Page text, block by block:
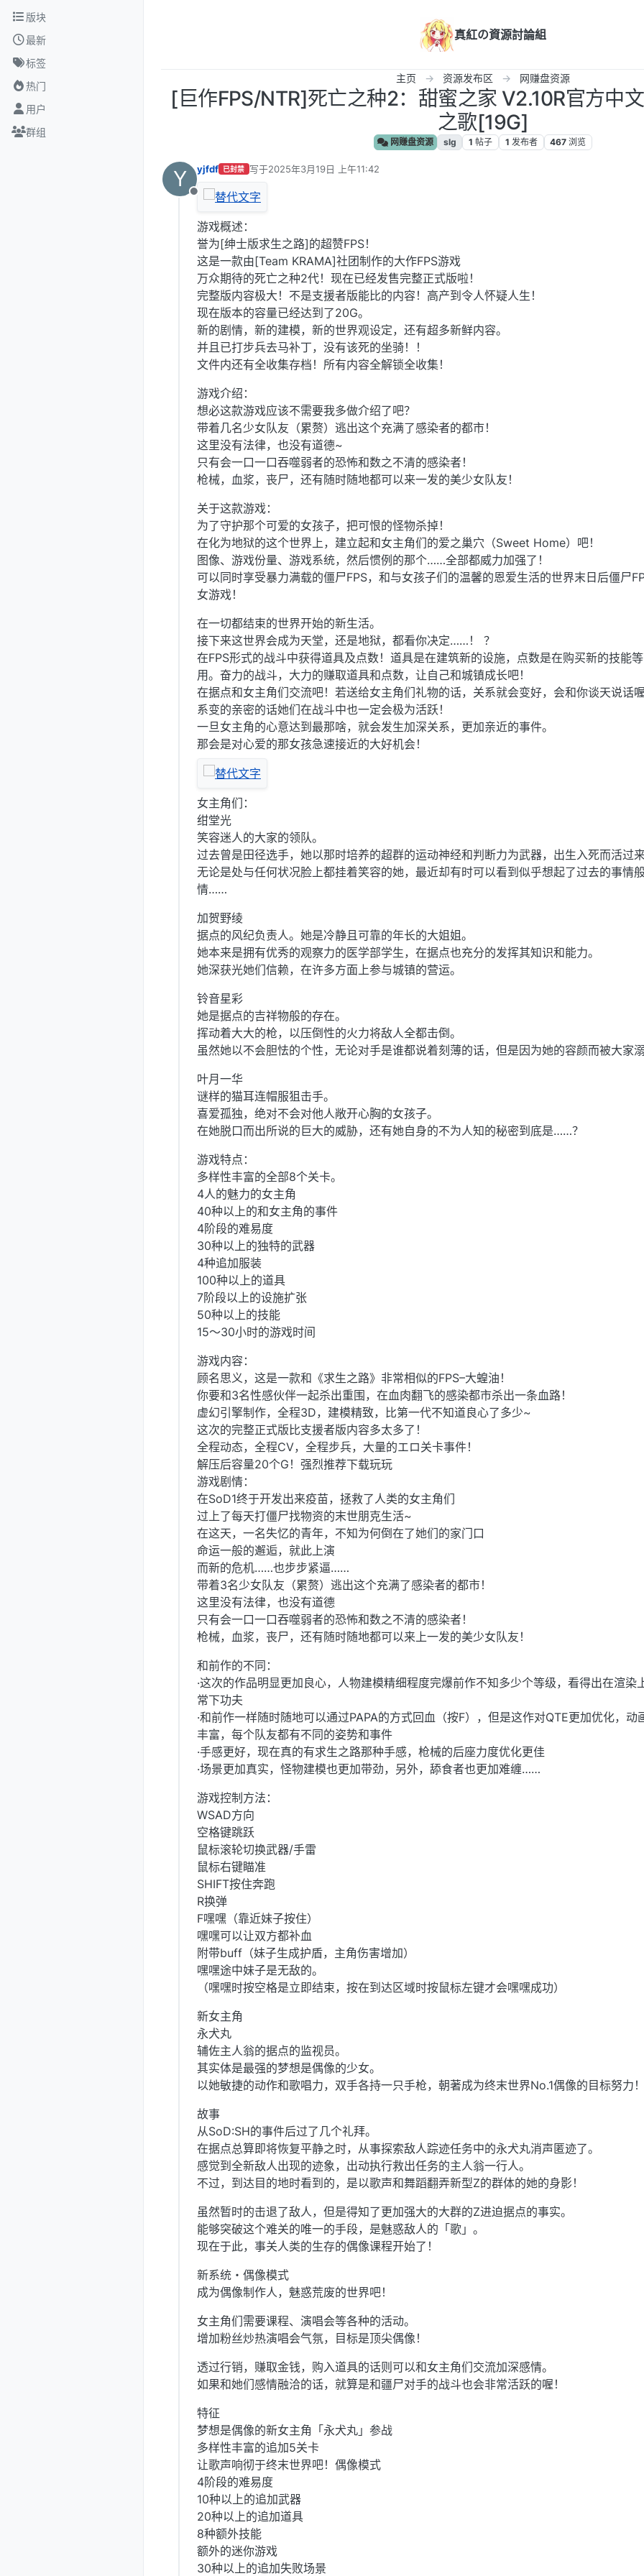
跳转至内容
版块
最新
标签
热门
用户
群组
真紅の資源討論組
主页 资源发布区 网赚盘资源
[巨作FPS/NTR]死亡之种2：甜蜜之家 V2.10R官方中
之歌[19G]
网赚盘资源 slg 1 帖子 1 发布者 467 浏览
Y
离线
yjfdf 已封禁 写于2025年3月19日 上午11:42
最后由 编辑
游戏概述：
誉为[绅士版求生之路]的超赞FPS！
这是一款由[Team KRAMA]社团制作的大作FPS游戏
万众期待的死亡之种2代！现在已经发售完整正式版啦！
完整版内容极大！不是支援者版能比的内容！高产到令人怀疑人生！
现在版本的容量已经达到了20G。
新的剧情，新的建模，新的世界观设定，还有超多新鲜内容。
并且已打步兵去马补丁，没有该死的坐骑！！
文件内还有全收集存档！所有内容全解锁全收集！
游戏介绍：
想必这款游戏应该不需要我多做介绍了吧？
带着几名少女队友（累赘）逃出这个充满了感染者的都市！
这里没有法律，也没有道德~
只有会一口一口吞噬弱者的恐怖和数之不清的感染者！
枪械，血浆，丧尸，还有随时随地都可以来一发的美少女队友！
关于这款游戏：
为了守护那个可爱的女孩子，把可恨的怪物杀掉！
在化为地狱的这个世界上，建立起和女主角们的爱之巢穴（Sweet Home）吧！
图像、游戏份量、游戏系统，然后惯例的那个……全部都威力加强了！
可以同时享受暴力满载的僵尸FPS，和与女孩子们的温馨的恩爱生活的世界末日后僵尸
女游戏！
在一切都结束的世界开始的新生活。
接下来这世界会成为天堂，还是地狱，都看你决定……！ ？
在FPS形式的战斗中获得道具及点数！道具是在建筑新的设施，点数是在购买新的技能
用。奋力的战斗，大力的赚取道具和点数，让自己和城镇成长吧！
在据点和女主角们交流吧！若送给女主角们礼物的话，关系就会变好，会和你谈天说话
系变的亲密的话她们在战斗中也一定会极为活跃！
一旦女主角的心意达到最那啥，就会发生加深关系，更加亲近的事件。
那会是对心爱的那女孩急速接近的大好机会！
女主角们：
绀堂光
笑容迷人的大家的领队。
过去曾是田径选手，她以那时培养的超群的运动神经和判断力为武器，出生入死而活过
无论是处与任何状况脸上都挂着笑容的她，最近却有时可以看到似乎想起了过去的事情
情……
加贺野绫
据点的风纪负责人。她是冷静且可靠的年长的大姐姐。
她本来是拥有优秀的观察力的医学部学生，在据点也充分的发挥其知识和能力。
她深获光她们信赖，在许多方面上参与城镇的营运。
铃音星彩
她是据点的吉祥物般的存在。
挥动着大大的枪，以压倒性的火力将敌人全都击倒。
虽然她以不会胆怯的个性，无论对手是谁都说着刻薄的话，但是因为她的容颜而被大家
叶月一华
谜样的猫耳连帽服狙击手。
喜爱孤独，绝对不会对他人敞开心胸的女孩子。
在她脱口而出所说的巨大的威胁，还有她自身的不为人知的秘密到底是……？
游戏特点：
多样性丰富的全部8个关卡。
4人的魅力的女主角
40种以上的和女主角的事件
4阶段的难易度
30种以上的独特的武器
4种追加服装
100种以上的道具
7阶段以上的设施扩张
50种以上的技能
15～30小时的游戏时间
游戏内容：
顾名思义，这是一款和《求生之路》非常相似的FPS–大蝗油！
你要和3名性感伙伴一起杀出重围，在血肉翻飞的感染都市杀出一条血路！
虚幻引擎制作，全程3D，建模精致，比第一代不知道良心了多少~
这次的完整正式版比支援者版内容多太多了！
全程动态，全程CV，全程步兵，大量的エロ关卡事件！
解压后容量20个G！强烈推荐下载玩玩
游戏剧情：
在SoD1终于开发出来疫苗，拯救了人类的女主角们
过上了每天打僵尸找物资的末世朋克生活~
在这天，一名失忆的青年，不知为何倒在了她们的家门口
命运一般的邂逅，就此上演
而新的危机……也步步紧逼……
带着3名少女队友（累赘）逃出这个充满了感染者的都市！
这里没有法律，也没有道德
只有会一口一口吞噬弱者的恐怖和数之不清的感染者！
枪械，血浆，丧尸，还有随时随地都可以来上一发的美少女队友！
和前作的不同：
·这次的作品明显更加良心，人物建模精细程度完爆前作不知多少个等级，看得出在渲染
常下功夫
·和前作一样随时随地可以通过PAPA的方式回血（按F），但是这作对QTE更加优化，动
丰富，每个队友都有不同的姿势和事件
·手感更好，现在真的有求生之路那种手感，枪械的后座力度优化更佳
·场景更加真实，怪物建模也更加带劲，另外，舔食者也更加难缠……
游戏控制方法：
WSAD方向
空格键跳跃
鼠标滚轮切换武器/手雷
鼠标右键瞄准
SHIFT按住奔跑
R换弹
F嘿嘿（靠近妹子按住）
嘿嘿可以让双方都补血
附带buff（妹子生成护盾，主角伤害增加）
嘿嘿途中妹子是无敌的。
（嘿嘿时按空格是立即结束，按在到达区域时按鼠标左键才会嘿嘿成功）
新女主角
永犬丸
辅佐主人翁的据点的监视员。
其实体是最强的梦想是偶像的少女。
以她敏捷的动作和歌唱力，双手各持一只手枪，朝著成为终末世界No.1偶像的目标努力
故事
从SoD:SH的事件后过了几个礼拜。
在据点总算即将恢复平静之时，从事探索敌人踪迹任务中的永犬丸消声匿迹了。
感觉到全新敌人出现的迹象，出动执行救出任务的主人翁一行人。
不过，到达目的地时看到的，是以歌声和舞蹈翻弄新型Z的群体的她的身影！
虽然暂时的击退了敌人，但是得知了更加强大的大群的Z进迫据点的事实。
能够突破这个难关的唯一的手段，是魅惑敌人的「歌」。
现在于此，事关人类的生存的偶像课程开始了！
新系统・偶像模式
成为偶像制作人，魅惑荒废的世界吧！
女主角们需要课程、演唱会等各种的活动。
增加粉丝炒热演唱会气氛，目标是顶尖偶像！
透过行销，赚取金钱，购入道具的话则可以和女主角们交流加深感情。
如果和她们感情融洽的话，就算是和疆尸对手的战斗也会非常活跃的喔！
特征
梦想是偶像的新女主角「永犬丸」参战
多样性丰富的追加5关卡
让歌声响彻于终末世界吧！偶像模式
4阶段的难易度
10种以上的追加武器
20种以上的追加道具
8种额外技能
额外的迷你游戏
30种以上的追加失败场景